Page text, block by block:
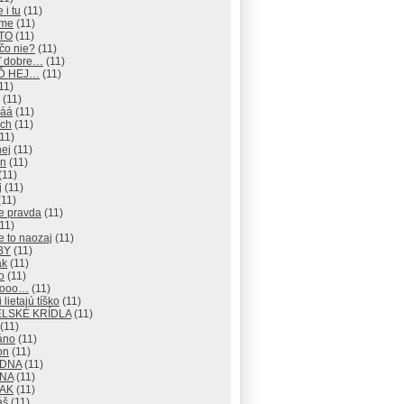
i tu (11)
(11)
(11)
nie? (11)
dobre… (11)
HEJ… (11)
(11)
(11)
(11)
(11)
(11)
(11)
pravda (11)
to naozaj (11)
(11)
(11)
(11)
(11)
lietajú tíško (11)
KRÍDLA(11)
(11)
(11)
(11)
(11)
(11)